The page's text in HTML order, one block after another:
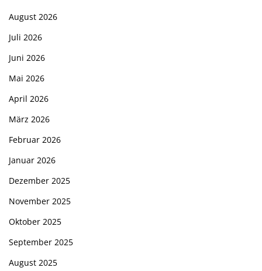
August 2026
Juli 2026
Juni 2026
Mai 2026
April 2026
März 2026
Februar 2026
Januar 2026
Dezember 2025
November 2025
Oktober 2025
September 2025
August 2025